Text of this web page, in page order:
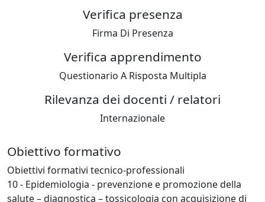
SBRTMS84D04G628B
CARLA VLLCRL68C68D969U
Verifica presenza
Firma Di Presenza
Verifica apprendimento
Questionario A Risposta Multipla
Rilevanza dei docenti / relatori
Internazionale
Obiettivo formativo
Obiettivi formativi tecnico-professionali
10 - Epidemiologia - prevenzione e promozione della
salute – diagnostica – tossicologia con acquisizione di